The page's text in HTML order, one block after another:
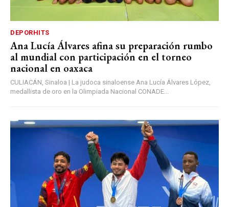
DEPORHITS
Ana Lucía Álvares afina su preparación rumbo
al mundial con participación en el torneo
nacional en oaxaca
CULIACÁN, Sinaloa | La judoca sinaloense Ana Lucía Álvares López,
medallista de oro en la Olimpiada Nacional CONADE...